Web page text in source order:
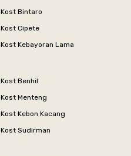
Kost Bintaro
Kost Cipete
Kost Kebayoran Lama
Kost Benhil
Kost Menteng
Kost Kebon Kacang
Kost Sudirman